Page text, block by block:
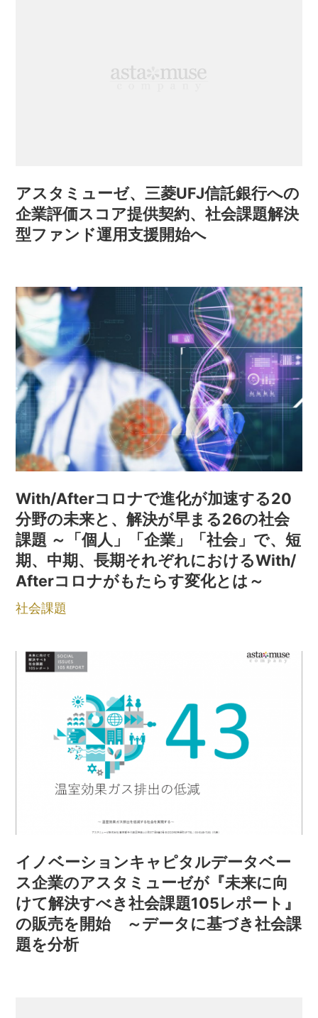
アスタミューゼ、三菱UFJ信託銀行への
企業評価スコア提供契約、社会課題解決
型ファンド運用支援開始へ
With/Afterコロナで進化が加速する20
分野の未来と、解決が早まる26の社会
課題 ～「個人」「企業」「社会」で、短
期、中期、長期それぞれにおけるWith/
Afterコロナがもたらす変化とは～
社会課題
イノベーションキャピタルデータベー
ス企業のアスタミューゼが『未来に向
けて解決すべき社会課題105レポート』
の販売を開始 ～データに基づき社会課
題を分析